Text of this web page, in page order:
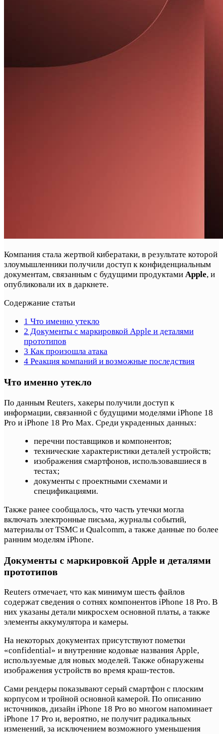
Компания стала жертвой кибератаки, в результате которой
злоумышленники получили доступ к конфиденциальным
документам, связанным с будущими продуктами Apple, и
опубликовали их в даркнете.
Содержание статьи
1 Что именно утекло
2 Документы с маркировкой Apple и деталями
прототипов
3 Как произошла атака
4 Реакция компаний и возможные последствия
Что именно утекло
По данным Reuters, хакеры получили доступ к
информации, связанной с будущими моделями iPhone 18
Pro и iPhone 18 Pro Max. Среди украденных данных:
перечни поставщиков и компонентов;
технические характеристики деталей устройств;
изображения смартфонов, использовавшиеся в
тестах;
документы с проектными схемами и
спецификациями.
Также ранее сообщалось, что часть утечки могла
включать электронные письма, журналы событий,
материалы от TSMC и Qualcomm, а также данные по более
ранним моделям iPhone.
Документы с маркировкой Apple и деталями
прототипов
Reuters отмечает, что как минимум шесть файлов
содержат сведения о сотнях компонентов iPhone 18 Pro. В
них указаны детали микросхем основной платы, а также
элементы аккумулятора и камеры.
На некоторых документах присутствуют пометки
«confidential» и внутренние кодовые названия Apple,
используемые для новых моделей. Также обнаружены
изображения устройств во время краш-тестов.
Сами рендеры показывают серый смартфон с плоским
корпусом и тройной основной камерой. По описанию
источников, дизайн iPhone 18 Pro во многом напоминает
iPhone 17 Pro и, вероятно, не получит радикальных
изменений, за исключением возможного уменьшения